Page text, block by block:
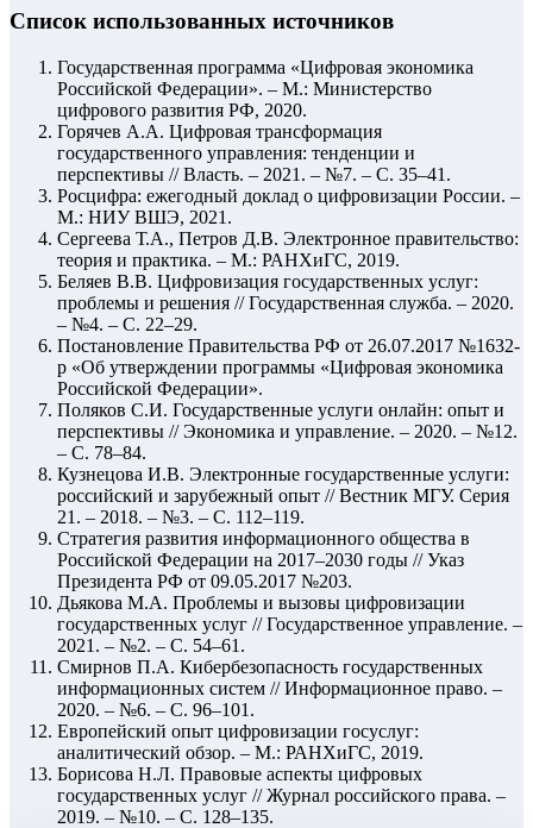
Список использованных источников
Государственная программа «Цифровая экономика
Российской Федерации». – М.: Министерство
цифрового развития РФ, 2020.
Горячев А.А. Цифровая трансформация
государственного управления: тенденции и
перспективы // Власть. – 2021. – №7. – С. 35–41.
Росцифра: ежегодный доклад о цифровизации России. –
М.: НИУ ВШЭ, 2021.
Сергеева Т.А., Петров Д.В. Электронное правительство:
теория и практика. – М.: РАНХиГС, 2019.
Беляев В.В. Цифровизация государственных услуг:
проблемы и решения // Государственная служба. – 2020.
– №4. – С. 22–29.
Постановление Правительства РФ от 26.07.2017 №1632-
р «Об утверждении программы «Цифровая экономика
Российской Федерации».
Поляков С.И. Государственные услуги онлайн: опыт и
перспективы // Экономика и управление. – 2020. – №12.
– С. 78–84.
Кузнецова И.В. Электронные государственные услуги:
российский и зарубежный опыт // Вестник МГУ. Серия
21. – 2018. – №3. – С. 112–119.
Стратегия развития информационного общества в
Российской Федерации на 2017–2030 годы // Указ
Президента РФ от 09.05.2017 №203.
Дьякова М.А. Проблемы и вызовы цифровизации
государственных услуг // Государственное управление. –
2021. – №2. – С. 54–61.
Смирнов П.А. Кибербезопасность государственных
информационных систем // Информационное право. –
2020. – №6. – С. 96–101.
Европейский опыт цифровизации госуслуг:
аналитический обзор. – М.: РАНХиГС, 2019.
Борисова Н.Л. Правовые аспекты цифровых
государственных услуг // Журнал российского права. –
2019. – №10. – С. 128–135.